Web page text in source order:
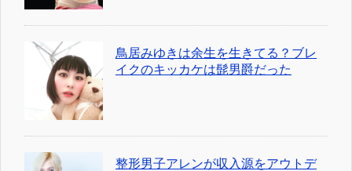
鳥居みゆきは余生を生きてる？ブレ
イクのキッカケは髭男爵だった
整形男子アレンが収入源をアウトデ